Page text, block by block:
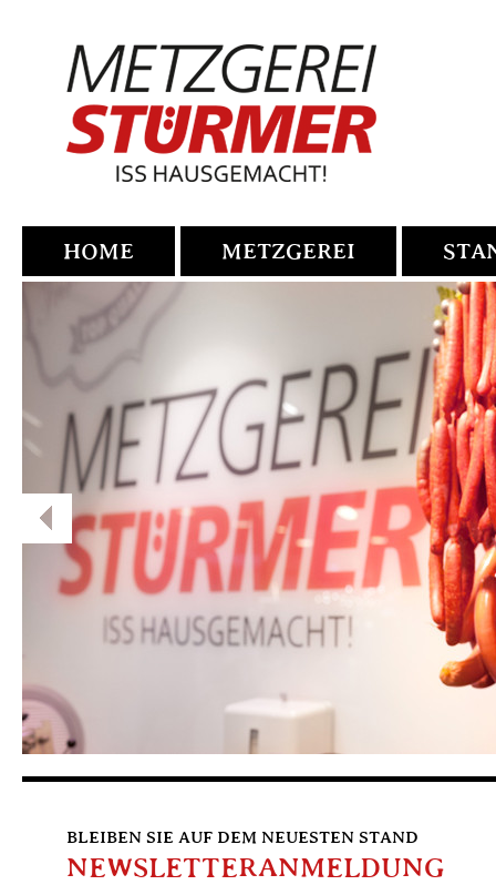
HOME METZGEREI
BLEIBEN SIE AUF DEM NEUESTEN STAND
NEWSLETTERANMELDUNG